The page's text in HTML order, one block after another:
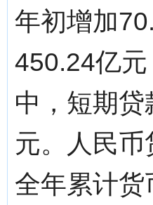
年初增加
450.24亿
中，短期
元。人民
全年累计